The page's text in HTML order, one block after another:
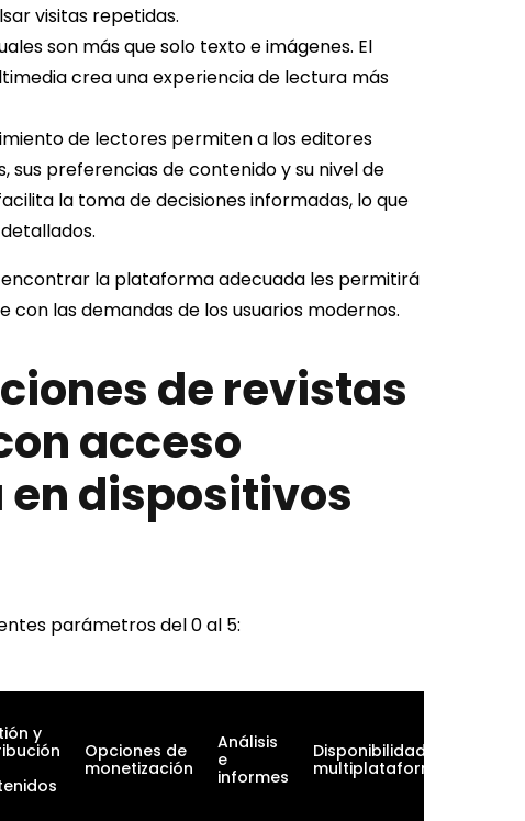
visitas repetidas.
son más que solo texto e imágenes. El
crea una experiencia de lectura más
de lectores permiten a los editores
preferencias de contenido y su nivel de
la toma de decisiones informadas, lo que
la plataforma adecuada les permitirá
las demandas de los usuarios modernos.
de revistas
acceso
dispositivos
parámetros del 0 al 5:
y
Opciones de
monetización
Análisis
e
informes
Disponibilidad
multiplataforma